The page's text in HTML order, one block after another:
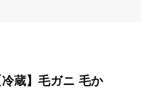
蔵】毛ガニ 毛か